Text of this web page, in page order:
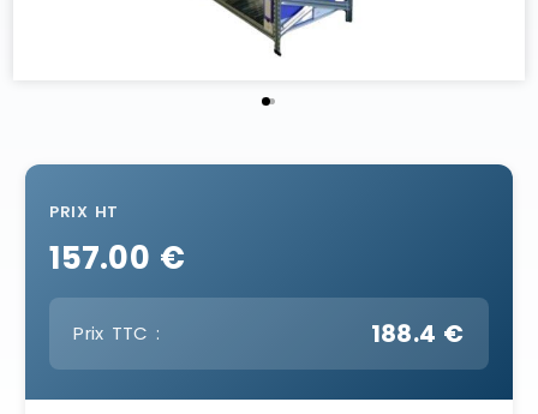
PRIX HT
157.00 €
Prix TTC : 188.4 €